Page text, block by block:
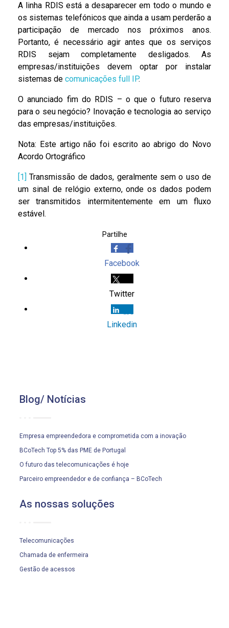
A linha RDIS está a desaparecer em todo o mundo e
os sistemas telefónicos que ainda a usam perderão a
participação de mercado nos próximos anos.
Portanto, é necessário agir antes que os serviços
RDIS sejam completamente desligados. As
empresas/instituições devem optar por instalar
sistemas de comunicações full IP.
O anunciado fim do RDIS – o que o futuro reserva
para o seu negócio? Inovação e tecnologia ao serviço
das empresas/instituições.
Nota: Este artigo não foi escrito ao abrigo do Novo
Acordo Ortográfico
[1]
Transmissão de dados, geralmente sem o uso de
um sinal de relógio externo, onde os dados podem
ser transmitidos intermitentemente em um fluxo
estável.
Partilhe
Facebook
Twitter
Linkedin
Blog/ Notícias
Empresa empreendedora e comprometida com a inovação
BCoTech Top 5% das PME de Portugal
O futuro das telecomunicações é hoje
Parceiro empreendedor e de confiança – BCoTech
As nossas soluções
Telecomunicações
Chamada de enfermeira
Gestão de acessos